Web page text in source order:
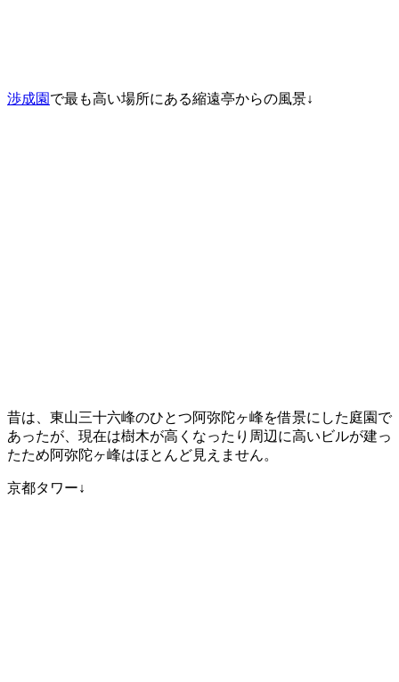
渉成園 で最も高い場所にある縮遠亭からの風景↓
昔は、東山三十六峰のひとつ阿弥陀ヶ峰を借景にした庭園で
あったが、現在は樹木が高くなったり周辺に高いビルが建っ
たため阿弥陀ヶ峰はほとんど見えません。
京都タワー↓